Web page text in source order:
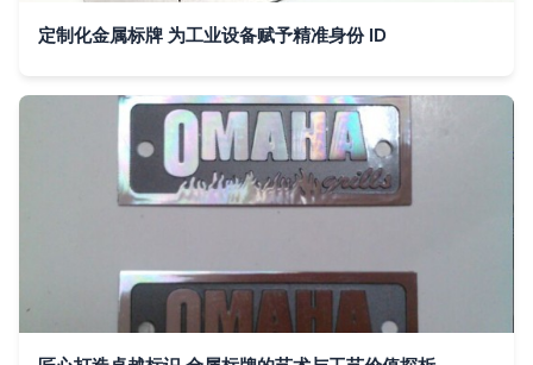
定制化金属标牌 为工业设备赋予精准身份 ID